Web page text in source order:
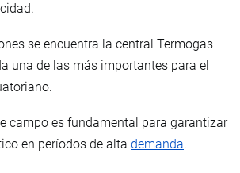
se encuentra la central Termogas
una de las más importantes para el
campo es fundamental para garantizar
en períodos de alta demanda.